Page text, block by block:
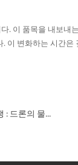
. 이 품목을 내보내
이 변화하는 시간
: 드론의 물...